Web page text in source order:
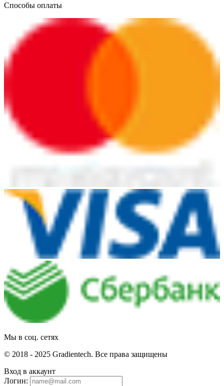
Способы оплаты
Мы в соц. сетях
© 2018 - 2025 Gradientech. Все права защищены
Вход в аккаунт
Логин: